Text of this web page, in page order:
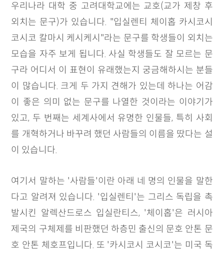
우리나라 대학 중 고려대학교에는 교호(교가 제창 후
외치는 문구)가 있습니다. "입실렌티 체이홉 카시코시
코시코 칼마시 케시케시"라는 문구를 학생들이 외치는
모습을 자주 보게 됩니다. 사실 학생들도 잘 모르는 문
구라 어디서 이 표현이 유래했는지 궁금해하시는 분들
이 많습니다. 크게 두 가지 견해가 있는데 하나는 어감
이 좋은 의미 없는 문구를 나열한 것이라는 이야기가
있고, 두 번째는 세계사에서 유명한 인물들, 특히 사회
를 개혁하거나 바꾸려 했던 사람들의 이름을 땄다는 설
이 있습니다.
여기서 말하는 '사람들'이란 아래 네 명의 인물을 말한
다고 알려져 있습니다. '입실렌티'는 그리스 독립을 촉
발시킨 알렉산드로스 입실란티스, '체이홉'은 러시아
제국의 구체제를 비판했던 하층민 출신의 문호 안톤 문
호 안톤 체호프입니다. 또 '카시코시 코시코'는 미국 독